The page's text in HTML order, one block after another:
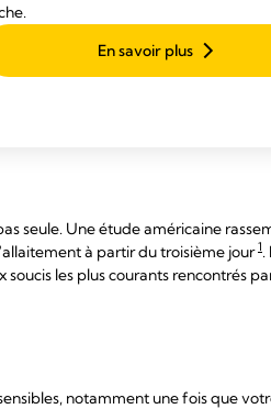
En savoir plus
seule. Une étude américaine
à partir du troisième jour1.
les plus courants rencontrés
notamment une fois que